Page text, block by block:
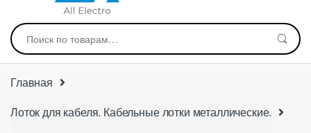
Искать:
Главная
Лоток для кабеля. Кабельные лотки металлические.